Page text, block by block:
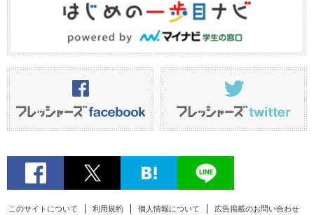
このサイトについて 利用規約 個人情報について 広告掲載のお問い合わせ